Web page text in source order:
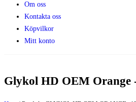
Om oss
Kontakta oss
Köpvilkor
Mitt konto
Glykol HD OEM Orange